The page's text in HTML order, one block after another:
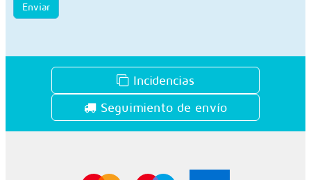
Enviar
Incidencias
Seguimiento de envío